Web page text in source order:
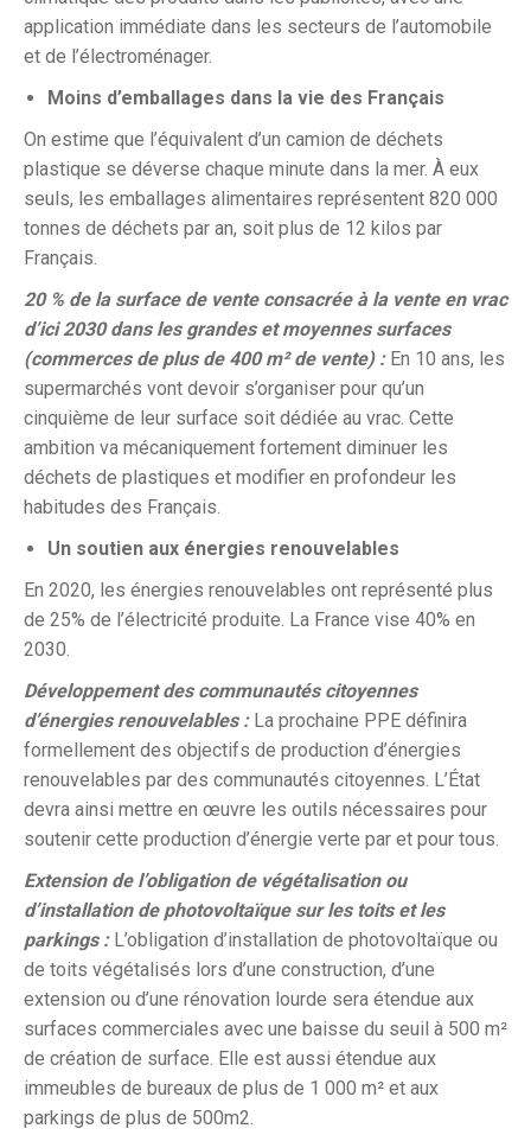
application immédiate dans les secteurs de l’automobile
et de l’électroménager.
Moins d’emballages dans la vie des Français
On estime que l’équivalent d’un camion de déchets
plastique se déverse chaque minute dans la mer. À eux
seuls, les emballages alimentaires représentent 820 000
tonnes de déchets par an, soit plus de 12 kilos par
Français.
20 % de la surface de vente consacrée à la vente en vrac
d’ici 2030 dans les grandes et moyennes surfaces
(commerces de plus de 400 m² de vente) : En 10 ans, les
supermarchés vont devoir s’organiser pour qu’un
cinquième de leur surface soit dédiée au vrac. Cette
ambition va mécaniquement fortement diminuer les
déchets de plastiques et modifier en profondeur les
habitudes des Français.
Un soutien aux énergies renouvelables
En 2020, les énergies renouvelables ont représenté plus
de 25% de l’électricité produite. La France vise 40% en
2030.
Développement des communautés citoyennes
d’énergies renouvelables : La prochaine PPE définira
formellement des objectifs de production d’énergies
renouvelables par des communautés citoyennes. L’État
devra ainsi mettre en œuvre les outils nécessaires pour
soutenir cette production d’énergie verte par et pour tous.
Extension de l’obligation de végétalisation ou
d’installation de photovoltaïque sur les toits et les
parkings : L’obligation d’installation de photovoltaïque ou
de toits végétalisés lors d’une construction, d’une
extension ou d’une rénovation lourde sera étendue aux
surfaces commerciales avec une baisse du seuil à 500 m²
de création de surface. Elle est aussi étendue aux
immeubles de bureaux de plus de 1 000 m² et aux
parkings de plus de 500m2.